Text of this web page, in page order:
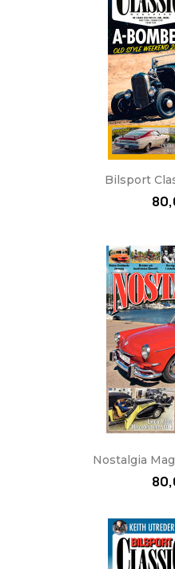
Bilsport
Nostalgia